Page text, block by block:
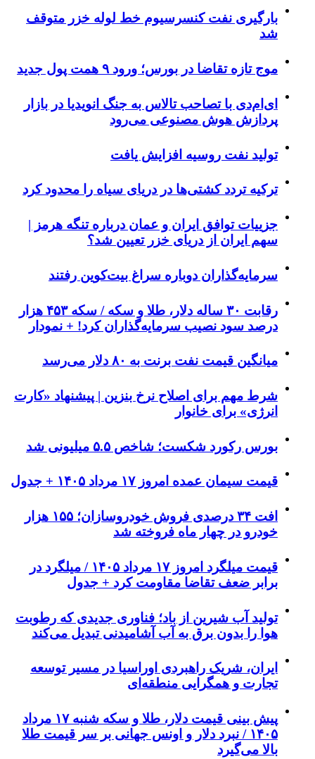
بارگیری نفت کنسرسیوم خط لوله خزر متوقف
شد
موج تازه تقاضا در بورس؛ ورود ۹ همت پول جدید
ای‌ام‌دی با تصاحب تالاس به جنگ انویدیا در بازار
پردازش هوش مصنوعی می‌رود
تولید نفت روسیه افزایش یافت
ترکیه تردد کشتی‌ها در دریای سیاه را محدود کرد
جزییات توافق ایران و عمان درباره تنگه هرمز |
سهم ایران از دریای خزر تعیین شد؟
سرمایه‌گذاران دوباره سراغ بیت‌کوین رفتند
رقابت ۳۰ ساله دلار، طلا و سکه / سکه ۴۵۳ هزار
درصد سود نصیب سرمایه‌گذاران کرد! + نمودار
میانگین قیمت نفت برنت به ۸۰ دلار می‌رسد
شرط مهم برای اصلاح نرخ بنزین | پیشنهاد «کارت
انرژی» برای خانوار
بورس رکورد شکست؛ شاخص ۵.۵ میلیونی شد
قیمت سیمان عمده امروز ۱۷ مرداد ۱۴۰۵ + جدول
افت ۳۴ درصدی فروش خودروسازان؛ ۱۵۵ هزار
خودرو در چهار ماه فروخته شد
قیمت میلگرد امروز ۱۷ مرداد ۱۴۰۵ / میلگرد در
برابر ضعف تقاضا مقاومت کرد + جدول
تولید آب شیرین از باد؛ فناوری جدیدی که رطوبت
هوا را بدون برق به آب آشامیدنی تبدیل می‌کند
ایران، شریک راهبردی اوراسیا در مسیر توسعه
تجارت و همگرایی منطقه‌ای
پیش ‌بینی قیمت دلار، طلا و سکه شنبه ۱۷ مرداد
۱۴۰۵ / نبرد دلار و اونس جهانی بر سر قیمت طلا
بالا می‌گیرد